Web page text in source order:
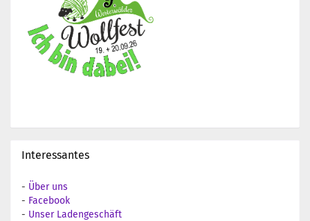
Interessantes
- Über uns
- Facebook
- Unser Ladengeschäft